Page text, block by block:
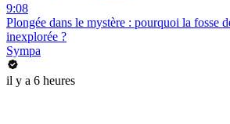
9:08
Plongée dans le mystère : pourquoi la fosse
inexplorée ?
Sympa
il y a 6 heures